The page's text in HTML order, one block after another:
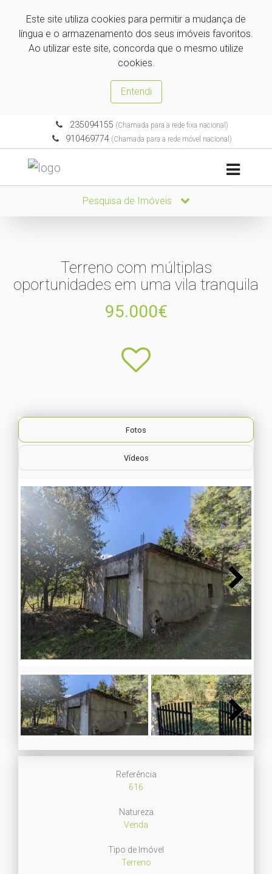
Este site utiliza cookies para permitir a mudança de
língua e o armazenamento dos seus imóveis favoritos.
Ao utilizar este site, concorda que o mesmo utilize
cookies.
Entendi
235094155 (Chamada para a rede fixa nacional)
910469774 (Chamada para a rede móvel nacional)
Pesquisa de Imóveis
Terreno com múltiplas
oportunidades em uma vila tranquila
95.000€
Fotos
Vídeos
Next
Next
Referência
616
Natureza
Venda
Tipo de Imóvel
Terreno